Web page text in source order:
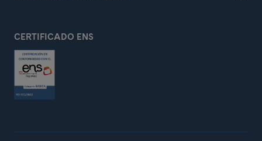
CERTIFICADO ENS